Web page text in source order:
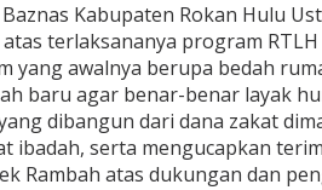
Kabupaten Rokan Hulu
terlaksananya program
yang awalnya berupa bedah
baru agar benar-benar layak
dibangun dari dana zakat
ibadah, serta mengucapkan
Rambah atas dukungan dan